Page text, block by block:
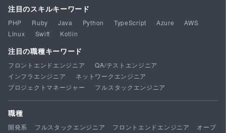
注目のスキルキーワード
PHP Ruby Java Python TypeScript Azure
AWS
Linux
Swift Kotlin
注目の職種キーワード
フロントエンドエンジニア
QA/テストエンジニア
インフラエンジニア
ネットワークエンジニア
プロジェクトマネージャー
フルスタックエンジニア
職種
開発系 フルスタックエンジニア フロントエンドエンジニア
オープ